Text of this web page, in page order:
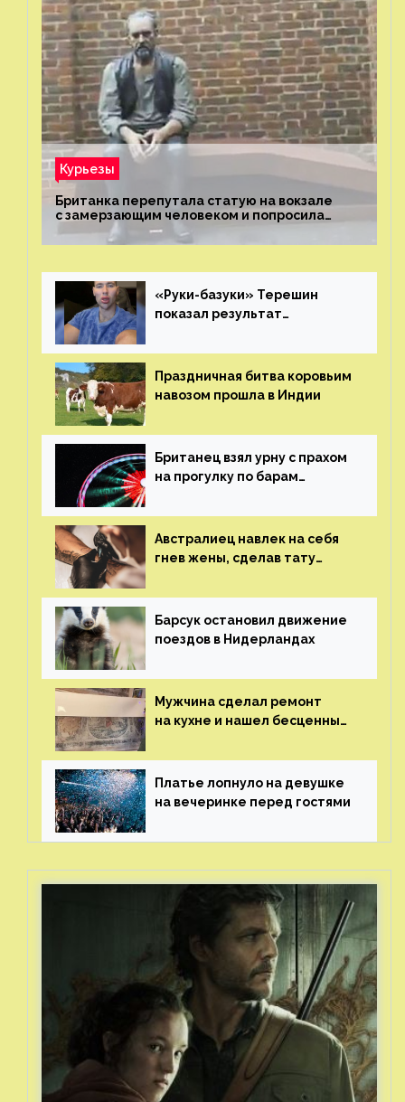
Курьезы
Британка перепутала статую на вокзале
с замерзающим человеком и попросила
о помощи
«Руки-базуки» Терешин
показал результат
Праздничная битва коровьим
навозом прошла в Индии
Британец взял урну с прахом
на прогулку по барам
Австралиец навлек на себя
гнев жены, сделав тату
Барсук остановил движение
поездов в Нидерландах
Мужчина сделал ремонт
на кухне и нашел бесценные
Платье лопнуло на девушке
на вечеринке перед гостями